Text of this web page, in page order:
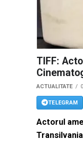
TIFF:
ACTUALITATE
TELEGRAM
Actorul